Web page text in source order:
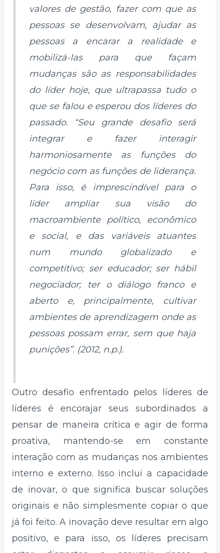
valores de gestão, fazer com que as
pessoas se desenvolvam, ajudar as
pessoas a encarar a realidade e
mobilizá-las para que façam
mudanças são as responsabilidades
do líder hoje, que ultrapassa tudo o
que se falou e esperou dos líderes do
passado. “Seu grande desafio será
integrar e fazer interagir
harmoniosamente as funções do
negócio com as funções de liderança.
Para isso, é imprescindível para o
líder ampliar sua visão do
macroambiente político, econômico
e social, e das variáveis atuantes
num mundo globalizado e
competitivo; ser educador; ser hábil
negociador; ter o diálogo franco e
aberto e, principalmente, cultivar
ambientes de aprendizagem onde as
pessoas possam errar, sem que haja
punições”. (2012, n.p.).
Outro desafio enfrentado pelos líderes de
líderes é encorajar seus subordinados a
pensar de maneira crítica e agir de forma
proativa, mantendo-se em constante
interação com as mudanças nos ambientes
interno e externo. Isso inclui a capacidade
de inovar, o que significa buscar soluções
originais e não simplesmente copiar o que
já foi feito. A inovação deve resultar em algo
positivo, e para isso, os líderes precisam